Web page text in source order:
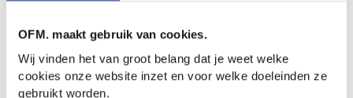
OFM. maakt gebruik van cookies.
Wij vinden het van groot belang dat je weet welke
cookies onze website inzet en voor welke doeleinden ze
gebruikt worden.
Anderen bekeken ook